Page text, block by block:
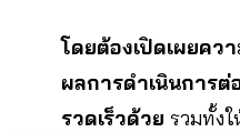
โดยต้องเปิดเผยคว
ผลการดำเนินการต่
รวดเร็วด้วย รวมทั้ง